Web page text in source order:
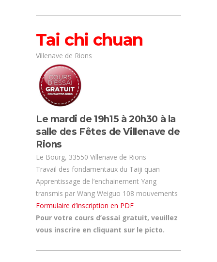
Tai chi chuan
Villenave de Rions
Le mardi de 19h15 à 20h30 à la
salle des Fêtes de Villenave de
Rions
Le Bourg, 33550 Villenave de Rions
Travail des fondamentaux du Taiji quan
Apprentissage de l’enchainement Yang
transmis par Wang Weiguo 108 mouvements
Formulaire d’inscription en PDF
Pour votre cours d’essai gratuit, veuillez
vous inscrire en cliquant sur le picto.